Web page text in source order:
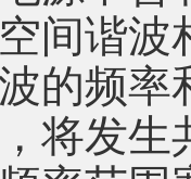
间谐
的频
将发